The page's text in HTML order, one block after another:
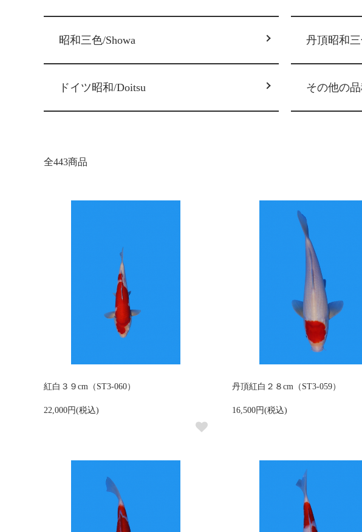
昭和三色/Showa 丹頂昭和三
ドイツ昭和/Doitsu その他の
全443商品
紅白３９cm（ST3-060）
22,000円(税込)
丹頂紅白２８cm（ST3-059）
16,500円(税込)